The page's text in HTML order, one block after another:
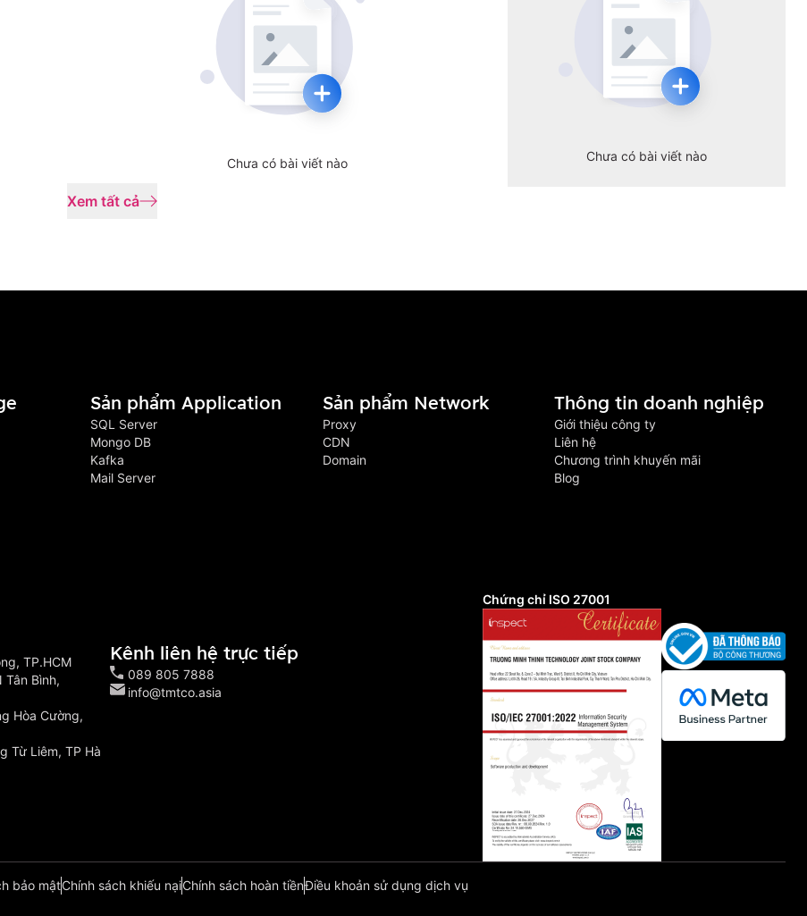
Chưa có bài viết nào
Xem tất cả
Chưa có bài viết nào
Sản phẩm Application
SQL Server
Mongo DB
Kafka
Mail Server
Sản phẩm Network
Proxy
CDN
Domain
Thông tin doanh nghiệp
Giới thiệu công ty
Liên hệ
Chương trình khuyến mãi
Blog
TP.HCM
Bình,
Hòa Cường,
Từ Liêm, TP Hà
Kênh liên hệ trực tiếp
089 805 7888
info@tmtco.asia
Chứng chỉ ISO 27001
bảo mậtChính sách khiếu nạiChính sách hoàn tiềnĐiều khoản sử dụng dịch vụ